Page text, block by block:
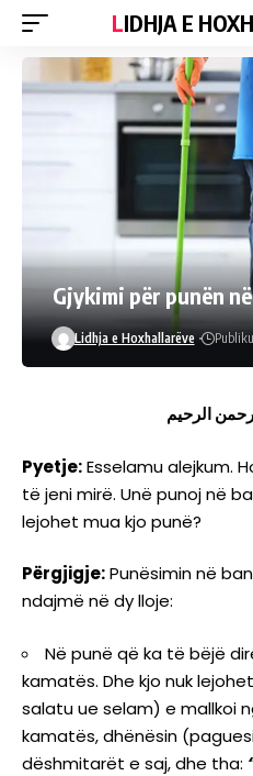
LIDHJA E
Gjykimi për punën
Lidhja e Hoxhallarëve
الرحيم
Pyetje:Esselamu alejkum.
të jeni mirë. Unë punoj në
lejohet mua kjo punë?
Përgjigje:Punësimin në
ndajmë në dy lloje:
Në punë që ka të bëjë
kamatës. Dhe kjo nuk
salatu ue selam) e mallkoi
kamatës, dhënësin
dëshmitarët e saj, dhe tha: